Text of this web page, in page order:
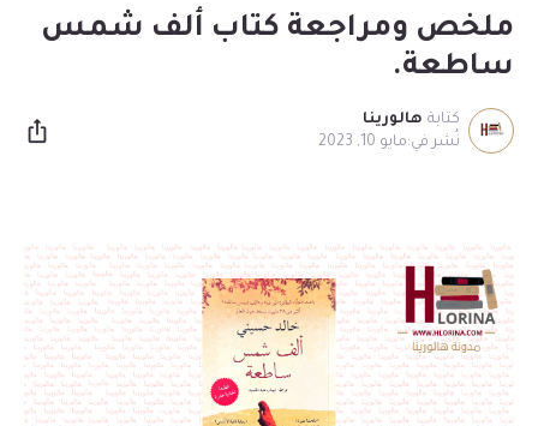
ملخص ومراجعة كتاب ألف شمس
ساطعة.
كتابة هالورينا
مايو 10, 2023